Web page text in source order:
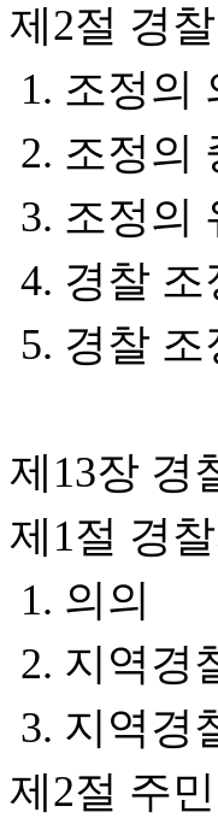
제2절 경
1. 조정의
2. 조정의
3. 조정의
4. 경찰
5. 경찰 조
제13장 경
제1절 경
1. 의의
2. 지역경
3. 지역경
제2절 주